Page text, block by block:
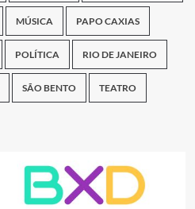
MÚSICA PAPO CAXIAS
POLÍTICA RIO DE JANEIRO
SÃO BENTO TEATRO